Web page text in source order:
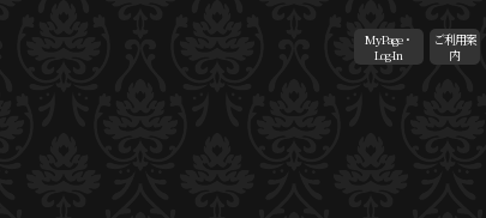
MyPage・
Log-In
ご利用案
内